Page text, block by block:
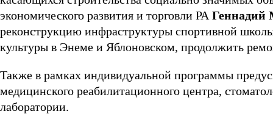
экономического развития и торговли РА Геннадий
реконструкцию инфраструктуры спортивной
культуры в Энеме и Яблоновском, продолжить
Также в рамках индивидуальной программы
медицинского реабилитационного центра,
лаборатории.